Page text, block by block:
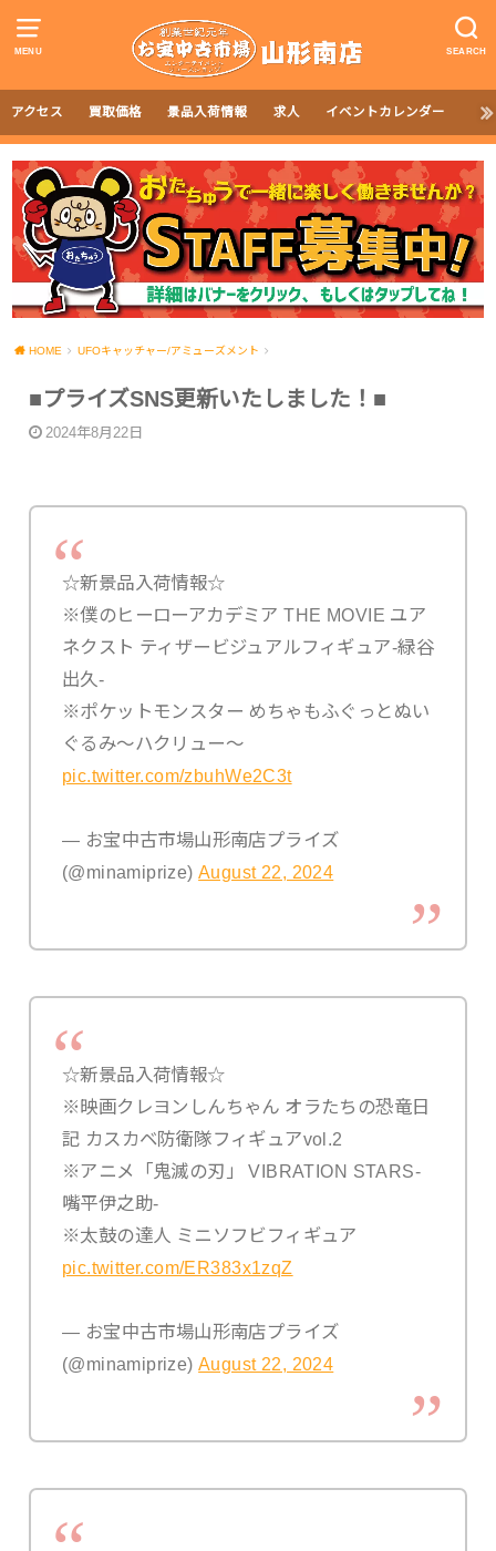
MENU SEARCH
アクセス 買取価格 景品入荷情報 求人 イベントカレンダー
HOME UFOキャッチャー/アミューズメント
■プライズSNS更新いたしました！■
2024年8月22日
☆新景品入荷情報☆
※僕のヒーローアカデミア THE MOVIE ユア
ネクスト ティザービジュアルフィギュア-緑谷
出久-
※ポケットモンスター めちゃもふぐっとぬい
ぐるみ～ハクリュー～
pic.twitter.com/zbuhWe2C3t
— お宝中古市場山形南店プライズ
(@minamiprize)August 22, 2024
☆新景品入荷情報☆
※映画クレヨンしんちゃん オラたちの恐竜日
記 カスカベ防衛隊フィギュアvol.2
※アニメ「鬼滅の刃」 VIBRATION STARS-
嘴平伊之助-
※太鼓の達人 ミニソフビフィギュア
pic.twitter.com/ER383x1zqZ
— お宝中古市場山形南店プライズ
(@minamiprize) August 22, 2024